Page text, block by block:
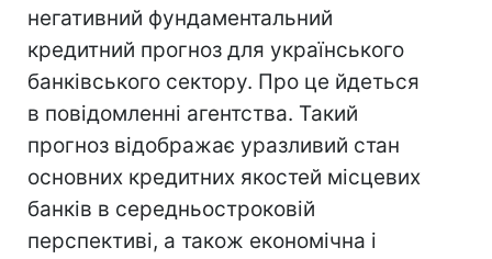
негативний фундаментальний
кредитний прогноз для українського
банківського сектору. Про це йдеться
в повідомленні агентства. Такий
прогноз відображає уразливий стан
основних кредитних якостей місцевих
банків в середньостроковій
перспективі, а також економічна і